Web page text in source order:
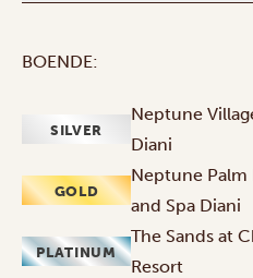
BOENDE:
SILVER
Neptune
Diani
GOLD
Neptune
and Spa Diani
PLATINUM
The Sands at
Resort